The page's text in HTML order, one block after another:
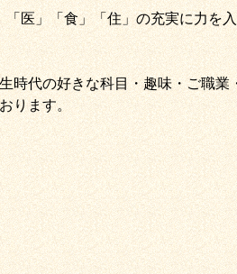
「医」「食」「住」の充実に力を
時代の好きな科目・趣味・ご職業
ります。